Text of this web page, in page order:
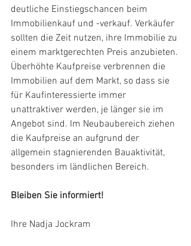
deutliche Einstiegschancen beim
Immobilienkauf und -verkauf. Verkäufer
sollten die Zeit nutzen, ihre Immobilie zu
einem marktgerechten Preis anzubieten.
Überhöhte Kaufpreise verbrennen die
Immobilien auf dem Markt, so dass sie
für Kaufinteressierte immer
unattraktiver werden, je länger sie im
Angebot sind. Im Neubaubereich ziehen
die Kaufpreise an aufgrund der
allgemein stagnierenden Bauaktivität,
besonders im ländlichen Bereich.
Bleiben Sie informiert!
Ihre Nadja Jockram